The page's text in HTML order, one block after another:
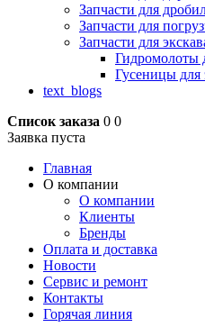
Запчасти для
Запчасти для
Запчасти для
Гидромолоты
Гусеницы для
text_blogs
Список заказа 0 0
Заявка пуста
Главная
О компании
О компании
Клиенты
Бренды
Оплата и доставка
Новости
Сервис и ремонт
Контакты
Горячая линия